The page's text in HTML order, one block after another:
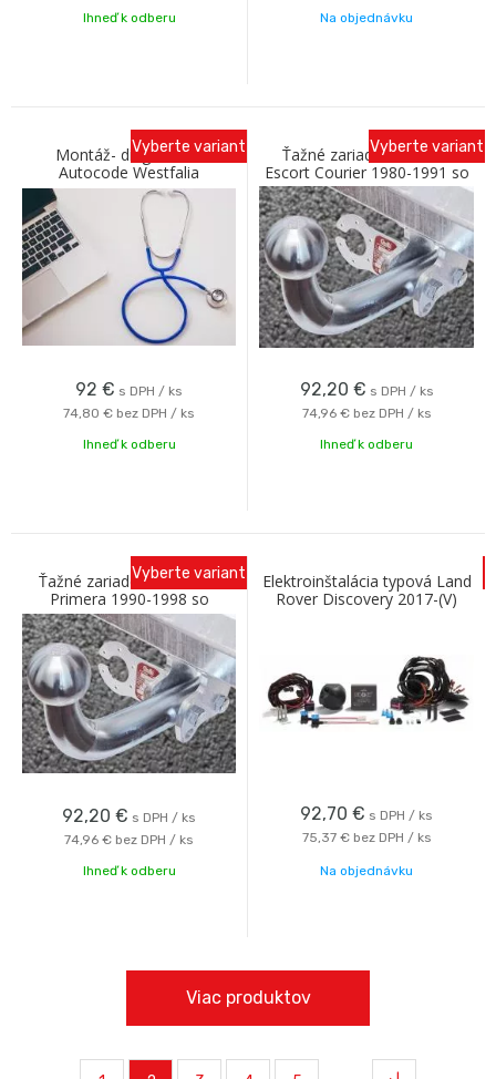
Ihneď k odberu Na objednávku
Montáž- diagnostika
Autocode Westfalia
92 € s DPH / ks
74,80 € bez DPH / ks
Vyberte variant
Ihneď k odberu
Ťažné zariadenie FORD
Escort Courier 1980-1991 so
skrutkovým odnímaním A
Galia
92,20 € s DPH / ks
74,96 € bez DPH / ks
Vyberte variant
Ihneď k odberu
Ťažné zariadenie NISSAN
Primera 1990-1998 so
skrutkovým odnímaním A
Galia
92,20 € s DPH / ks
74,96 € bez DPH / ks
Vyberte variant
Ihneď k odberu
Elektroinštalácia typová Land
Rover Discovery 2017-(V)
13pinová
92,70 € s DPH / ks
75,37 € bez DPH / ks
Na objednávku
Viac produktov